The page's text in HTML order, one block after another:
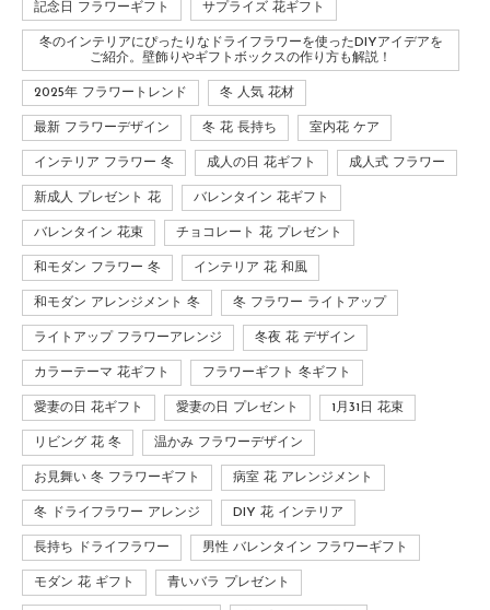
記念日 フラワーギフト サプライズ 花ギフト
冬のインテリアにぴったりなドライフラワーを使ったDIYアイデアを
ご紹介。壁飾りやギフトボックスの作り方も解説！
2025年 フラワートレンド 冬 人気 花材
最新 フラワーデザイン 冬 花 長持ち 室内花 ケア
インテリア フラワー 冬 成人の日 花ギフト 成人式 フラワー
新成人 プレゼント 花 バレンタイン 花ギフト
バレンタイン 花束 チョコレート 花 プレゼント
和モダン フラワー 冬 インテリア 花 和風
和モダン アレンジメント 冬 冬 フラワー ライトアップ
ライトアップ フラワーアレンジ 冬夜 花 デザイン
カラーテーマ 花ギフト フラワーギフト 冬ギフト
愛妻の日 花ギフト 愛妻の日 プレゼント 1月31日 花束
リビング 花 冬 温かみ フラワーデザイン
お見舞い 冬 フラワーギフト 病室 花 アレンジメント
冬 ドライフラワー アレンジ DIY 花 インテリア
長持ち ドライフラワー 男性 バレンタイン フラワーギフト
モダン 花 ギフト 青いバラ プレゼント